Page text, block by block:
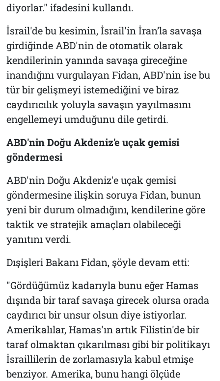
diyorlar." ifadesini kullandı.
İsrail'de bu kesimin, İsrail'in İran’la savaşa
girdiğinde ABD'nin de otomatik olarak
kendilerinin yanında savaşa gireceğine
inandığını vurgulayan Fidan, ABD'nin ise bu
tür bir gelişmeyi istemediğini ve biraz
caydırıcılık yoluyla savaşın yayılmasını
engellemeyi umduğunu dile getirdi.
ABD'nin Doğu Akdeniz'e uçak gemisi
göndermesi
ABD'nin Doğu Akdeniz'e uçak gemisi
göndermesine ilişkin soruya Fidan, bunun
yeni bir durum olmadığını, kendilerine göre
taktik ve stratejik amaçları olabileceği
yanıtını verdi.
Dışişleri Bakanı Fidan, şöyle devam etti:
"Gördüğümüz kadarıyla bunu eğer Hamas
dışında bir taraf savaşa girecek olursa orada
caydırıcı bir unsur olsun diye istiyorlar.
Amerikalılar, Hamas'ın artık Filistin'de bir
taraf olmaktan çıkarılması gibi bir politikayı
İsraillilerin de zorlamasıyla kabul etmişe
benziyor. Amerika, bunu hangi ölçüde